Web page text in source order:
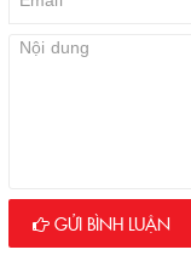
GỬI BÌNH LUẬN